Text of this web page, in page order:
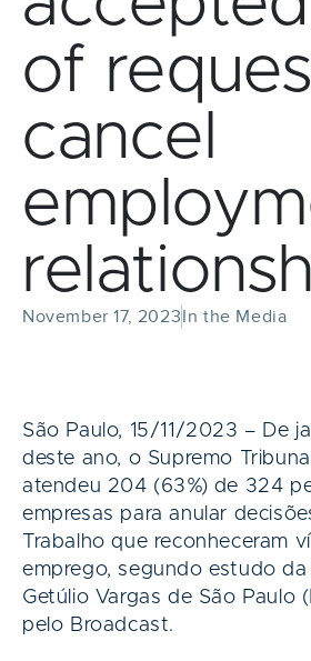
of
cancel
November 17, 2023In the Media
São Paulo, 15/11/2023 – De
deste ano, o Supremo
atendeu 204 (63%) de 324
empresas para anular
Trabalho que reconheceram
emprego, segundo estudo
Getúlio Vargas de São Paulo
pelo Broadcast.